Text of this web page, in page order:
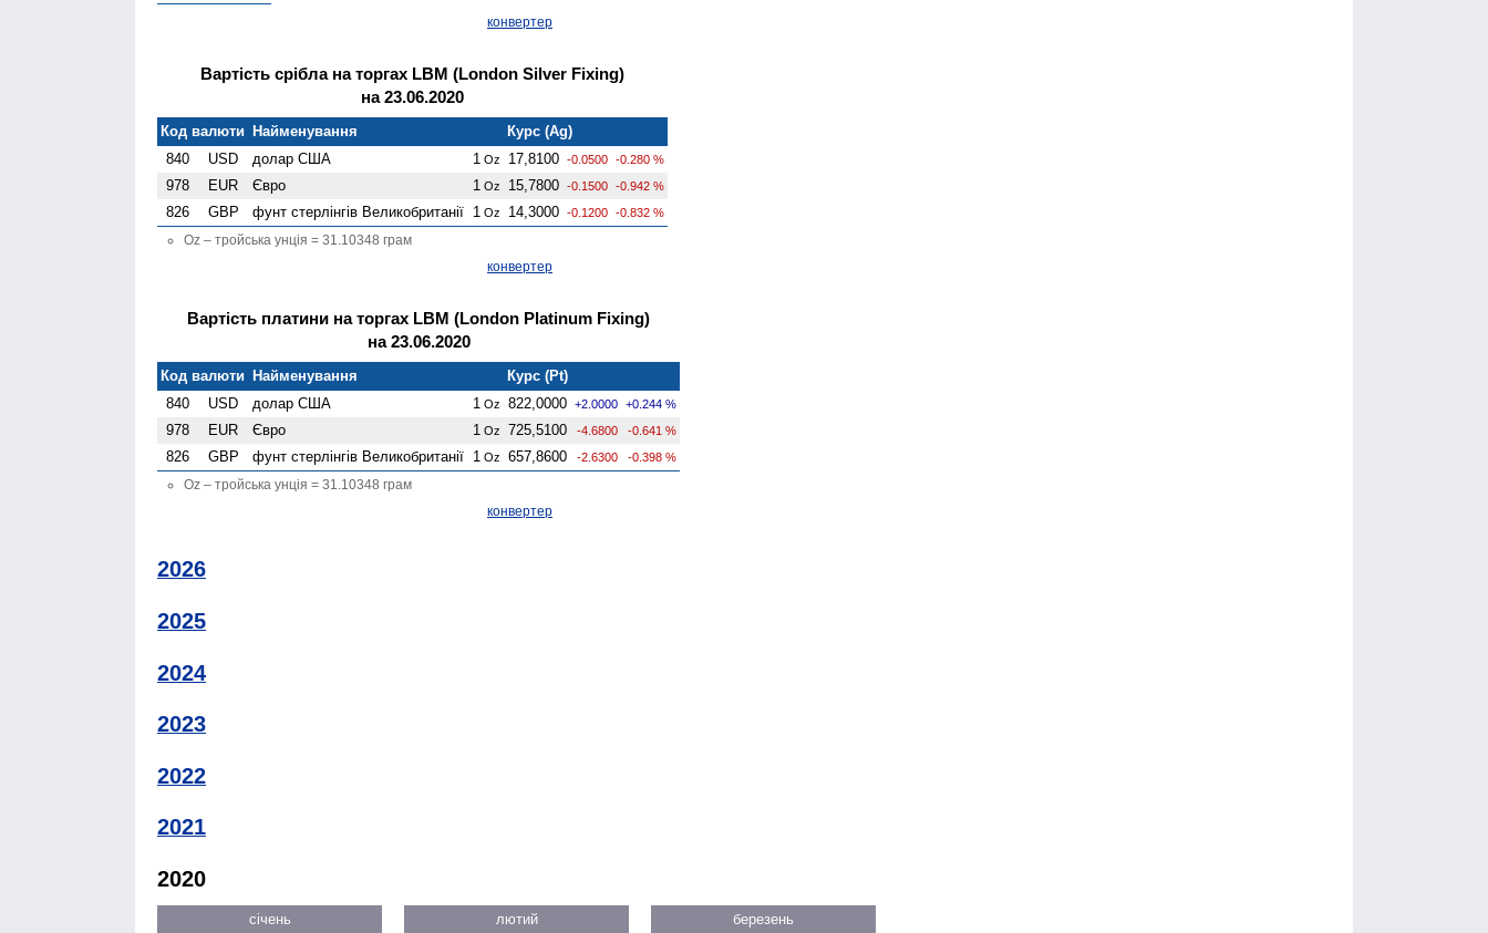
конвертер
Вартість срібла на торгах LBM (London Silver Fixing)
на 23.06.2020
Код валюти Найменування
Курс (Ag)
840
USD долар США 1 Oz 17,8100 -0.0500 -0.280 %
978 EUR Євро 1 Oz 15,7800 -0.1500 -0.942 %
826 GBP фунт стерлінгів Велико­британії 1 Oz 14,3000 -0.1200 -0.832 %
Oz – тройська унція = 31.10348 грам
конвертер
Вартість платини на торгах LBM (London Platinum Fixing)
на 23.06.2020
Код валюти Найменування
Курс (Pt)
840
USD долар США 1 Oz 822,0000 +2.0000 +0.244 %
978 EUR Євро 1 Oz 725,5100 -4.6800 -0.641 %
826 GBP фунт стерлінгів Велико­британії 1 Oz 657,8600 -2.6300 -0.398 %
Oz – тройська унція = 31.10348 грам
конвертер
2026
2025
2024
2023
2022
2021
2020
січень
лютий
березень